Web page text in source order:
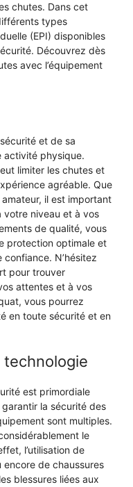
chutes. Dans cet
types
(EPI) disponibles
Découvrez dès
avec l’équipement
et de sa
activité physique.
limiter les chutes et
agréable. Que
il est important
votre niveau et à vos
de qualité, vous
protection optimale et
N’hésitez
pour trouver
attentes et à vos
vous pourrez
en toute sécurité et en
est primordiale
la sécurité des
sont multiples.
le
l’utilisation de
encore de chaussures
blessures liées aux